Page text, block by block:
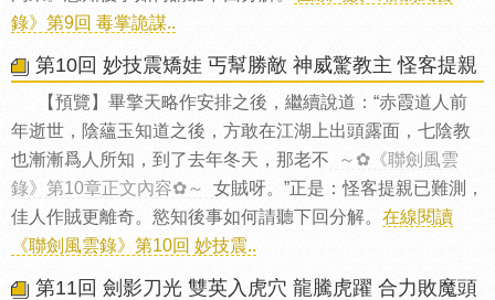
錄》第9回 毒掌詭謀..
第10回 妙技震矯娃 丐幫勝敵 神威驚教主 怪客提親
【預覽】畢擎天略作安排之後，繼續說道：“赤霞道人前
年逝世，陰蘊玉知道之後，方敢在江湖上出頭露面，七陰教
也漸漸爲人所知，到了去年冬天，那老不
～✿《聯劍風雲
錄》第10章正文內容✿～
女賊呀。”正是：怪客提親已難測，
佳人作賊更離奇。慾知後事如何請聽下回分解。 在線閱讀
《聯劍風雲錄》第10回 妙技震..
第11回 劍影刀光 雙英入虎穴 龍騰虎躍 合力敗魔頭